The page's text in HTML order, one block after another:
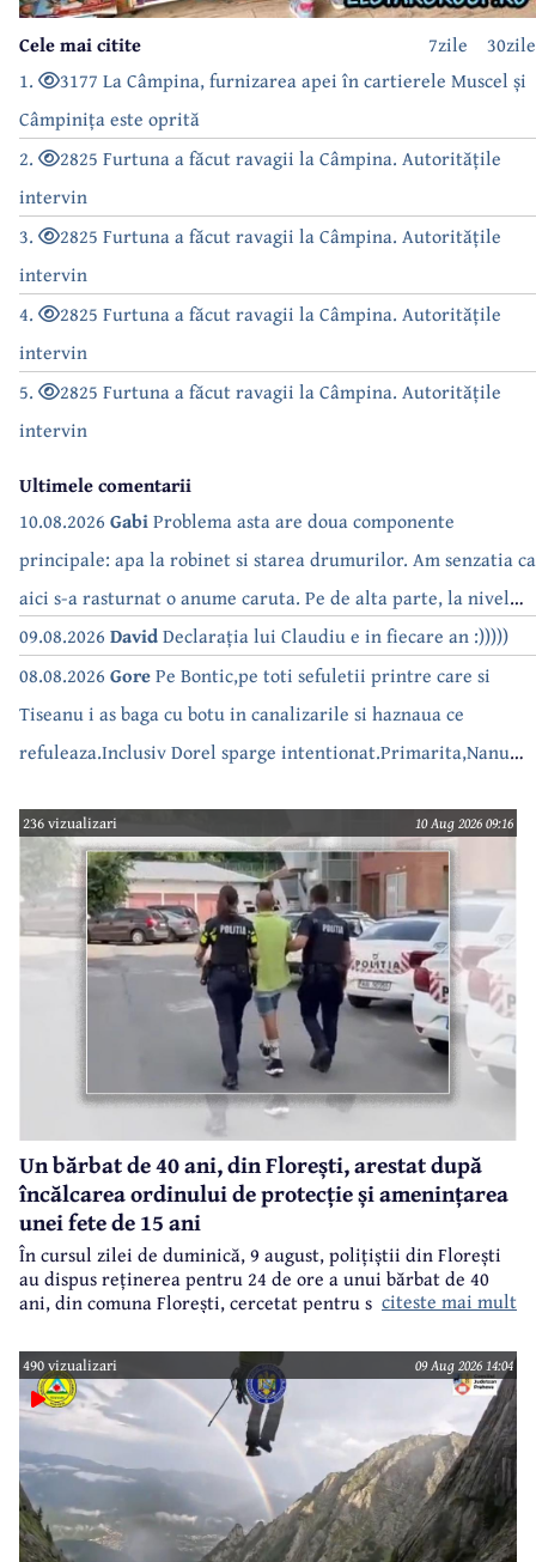
30zile
7zile
Cele mai citite
1.
3177 La Câmpina, furnizarea apei în cartierele Muscel și
Câmpinița este oprită
2.
2825 Furtuna a făcut ravagii la Câmpina. Autoritățile
intervin
3.
2825 Furtuna a făcut ravagii la Câmpina. Autoritățile
intervin
4.
2825 Furtuna a făcut ravagii la Câmpina. Autoritățile
intervin
5.
2825 Furtuna a făcut ravagii la Câmpina. Autoritățile
intervin
Ultimele comentarii
10.08.2026 GabiProblema asta are doua componente
principale: apa la robinet si starea drumurilor. Am senzatia ca
aici s-a rasturnat o anume caruta. Pe de alta parte, la nivel
national, serialul asta deja a difuzat episoadele 'fara apa' si
'fara energie'. Banuiesc ca urmeaza episodul 'fara hrana'.
09.08.2026 DavidDeclarația lui Claudiu e in fiecare an :)))))
08.08.2026 GorePe Bontic,pe toti sefuletii printre care si
Tiseanu i as baga cu botu in canalizarile si haznaua ce
refuleaza.Inclusiv Dorel sparge intentionat.Primarita,Nanu
236 vizualizari 10 Aug 2026 09:16
Un bărbat de 40 ani, din Florești, arestat după
încălcarea ordinului de protecție și amenințarea
unei fete de 15 ani
În cursul zilei de duminică, 9 august, polițiștii din Florești
au dispus reținerea pentru 24 de ore a unui bărbat de 40
ani, din comuna Florești, cercetat pentru săvârșirea
amenințare.
citeste mai mult
490 vizualizari 09 Aug 2026 14:04